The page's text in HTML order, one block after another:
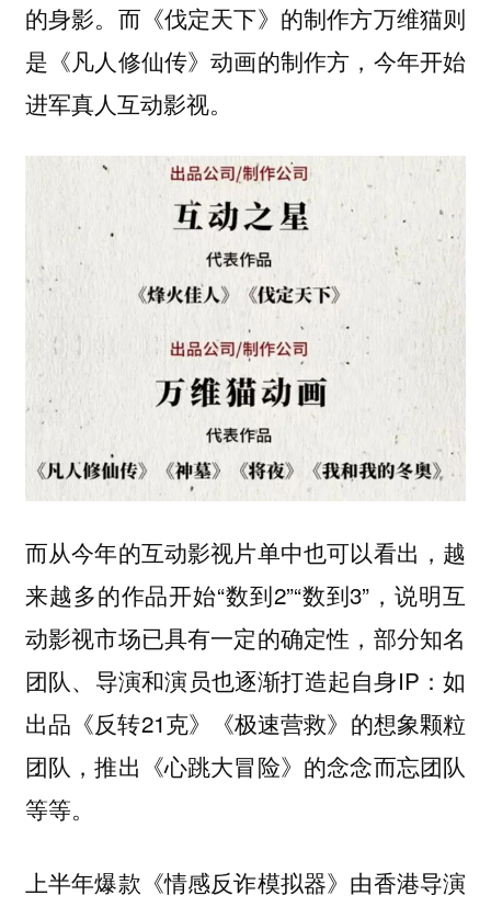
的身影。而《伐定天下》的制作方万维猫则
是《凡人修仙传》动画的制作方，今年开始
进军真人互动影视。
而从今年的互动影视片单中也可以看出，越
来越多的作品开始“数到2”“数到3”，说明互
动影视市场已具有一定的确定性，部分知名
团队、导演和演员也逐渐打造起自身IP：如
出品《反转21克》《极速营救》的想象颗粒
团队，推出《心跳大冒险》的念念而忘团队
等等。
上半年爆款《情感反诈模拟器》由香港导演